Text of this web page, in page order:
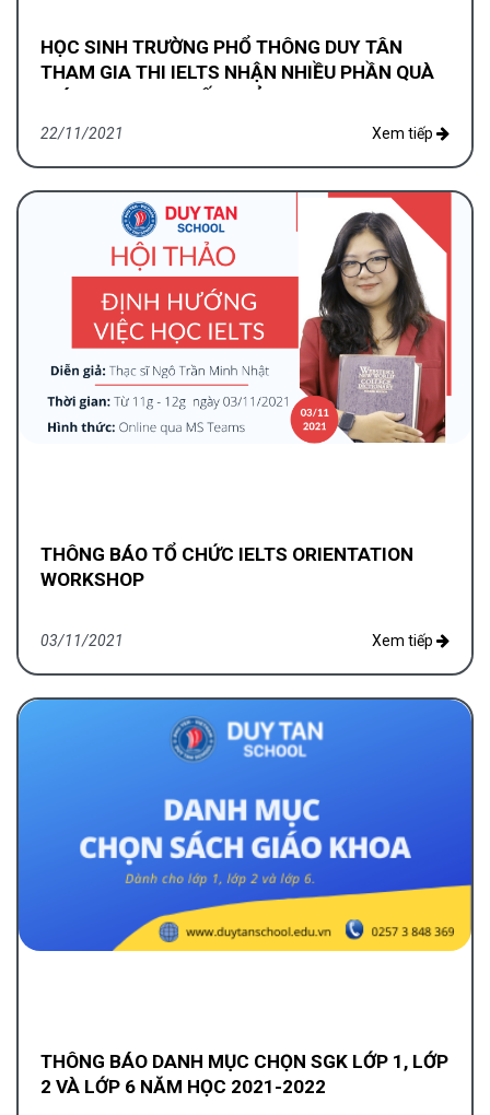
HỌC SINH TRƯỜNG PHỔ THÔNG DUY TÂN
THAM GIA THI IELTS NHẬN NHIỀU PHẦN QUÀ
GIÁ TRỊ KHI ĐẠT KẾT QUẢ CAO
22/11/2021 Xem tiếp
THÔNG BÁO TỔ CHỨC IELTS ORIENTATION
WORKSHOP
03/11/2021 Xem tiếp
THÔNG BÁO DANH MỤC CHỌN SGK LỚP 1, LỚP
2 VÀ LỚP 6 NĂM HỌC 2021-2022